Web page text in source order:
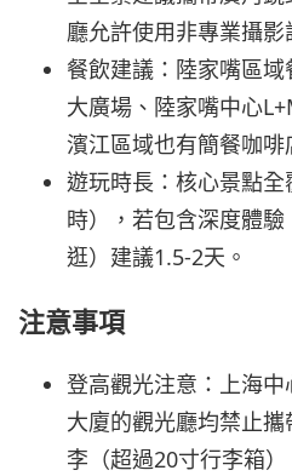
廳允許使用非專業攝影
餐飲建議：陸家嘴區
大廣場、陸家嘴中心
濱江區域也有簡餐咖啡
遊玩時長：核心景點
時），若包含深度體
逛）建議1.5-2天。
注意事項
登高觀光注意：上海
大廈的觀光廳均禁止
李（超過20寸行李箱